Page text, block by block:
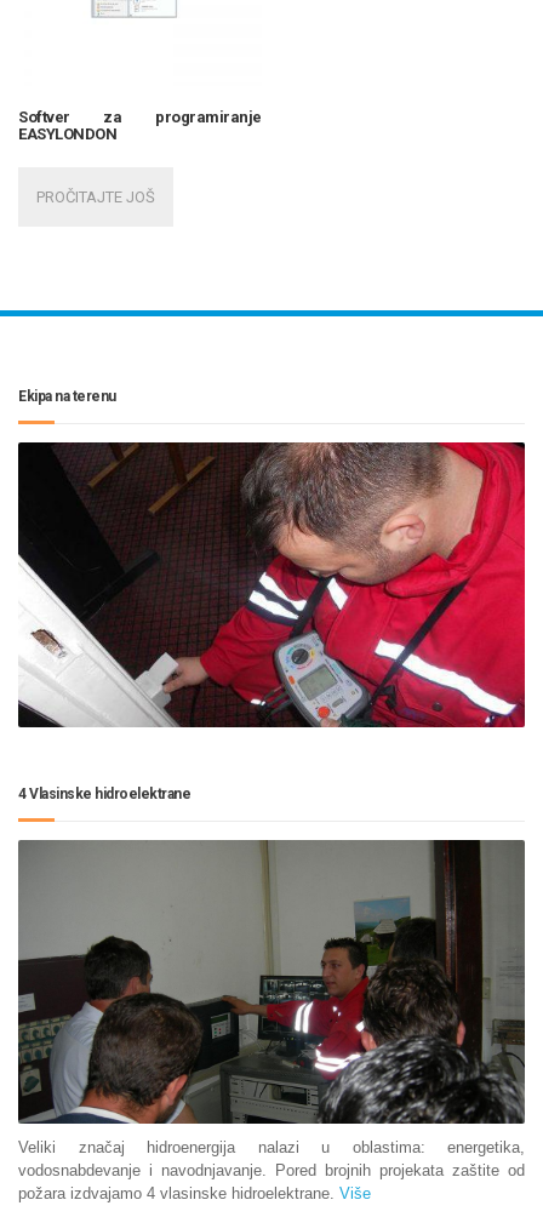
Softver za programiranje
EASYLONDON
PROČITAJTE JOŠ
Ekipa na terenu
4 Vlasinske hidroelektrane
Veliki značaj hidroenergija nalazi u oblastima: energetika,
vodosnabdevanje i navodnjavanje. Pored brojnih projekata zaštite od
požara izdvajamo 4 vlasinske hidroelektrane. Više